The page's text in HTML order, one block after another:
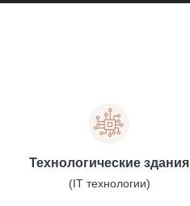
Технологические здания
(IT технологии)